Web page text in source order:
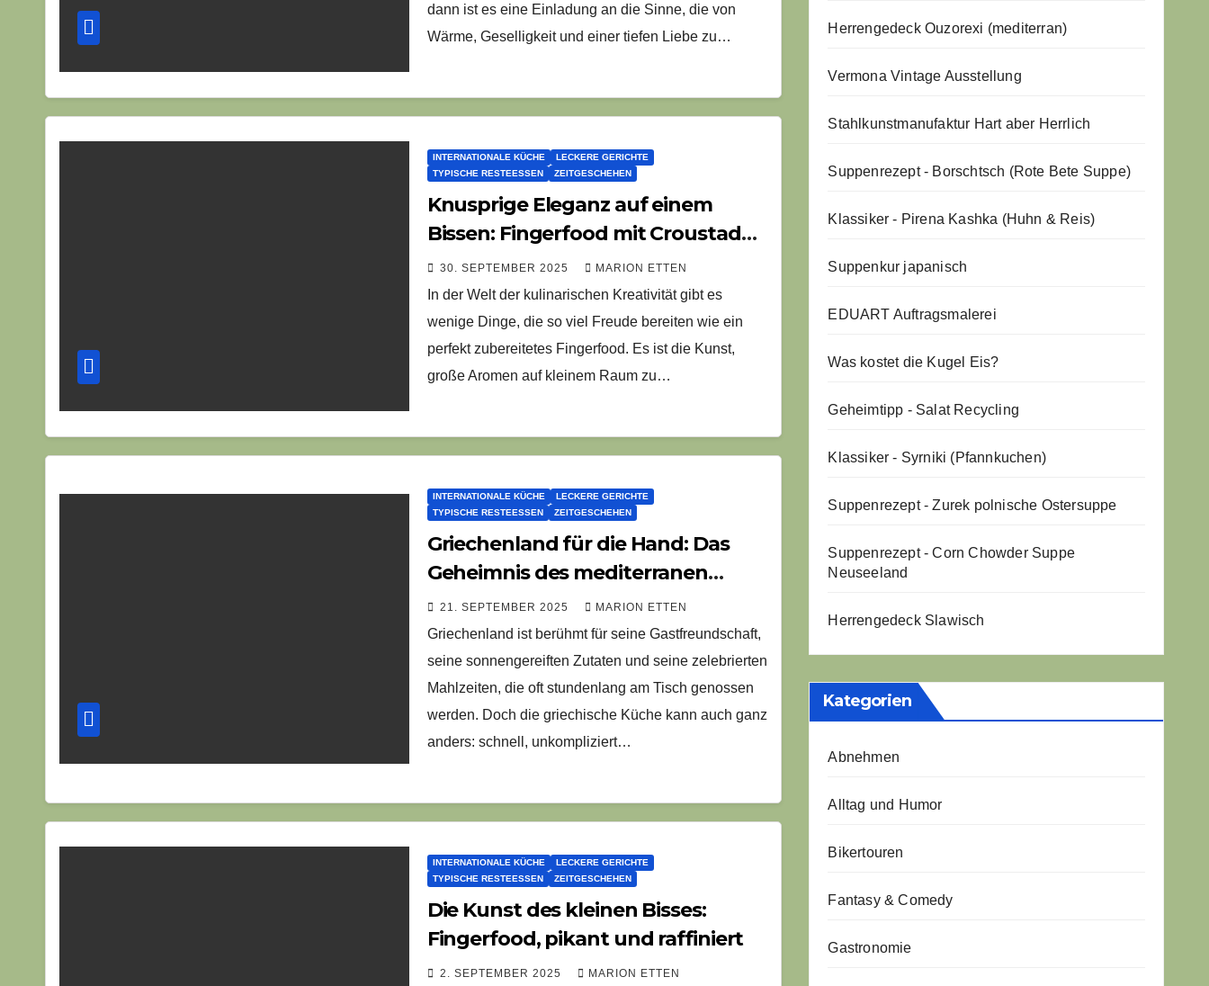
dann ist es eine Einladung an die Sinne, die von
Wärme, Geselligkeit und einer tiefen Liebe zu…
INTERNATIONALE KÜCHE
LECKERE GERICHTE
TYPISCHE RESTEESSEN
ZEITGESCHEHEN
Knusprige Eleganz auf einem
Bissen: Fingerfood mit Croustades,
Cremes und Früchten
30. SEPTEMBER 2025 MARION ETTEN
In der Welt der kulinarischen Kreativität gibt es
wenige Dinge, die so viel Freude bereiten wie ein
perfekt zubereitetes Fingerfood. Es ist die Kunst,
große Aromen auf kleinem Raum zu…
INTERNATIONALE KÜCHE
LECKERE GERICHTE
TYPISCHE RESTEESSEN
ZEITGESCHEHEN
Griechenland für die Hand: Das
Geheimnis des mediterranen
Fingerfoods
21. SEPTEMBER 2025 MARION ETTEN
Griechenland ist berühmt für seine Gastfreundschaft,
seine sonnengereiften Zutaten und seine zelebrierten
Mahlzeiten, die oft stundenlang am Tisch genossen
werden. Doch die griechische Küche kann auch ganz
anders: schnell, unkompliziert…
INTERNATIONALE KÜCHE
LECKERE GERICHTE
TYPISCHE RESTEESSEN
ZEITGESCHEHEN
Die Kunst des kleinen Bisses:
Fingerfood, pikant und raffiniert
2. SEPTEMBER 2025 MARION ETTEN
Herrengedeck Ouzorexi (mediterran)
Vermona Vintage Ausstellung
Stahlkunstmanufaktur Hart aber Herrlich
Suppenrezept - Borschtsch (Rote Bete Suppe)
Klassiker - Pirena Kashka (Huhn & Reis)
Suppenkur japanisch
EDUART Auftragsmalerei
Was kostet die Kugel Eis?
Geheimtipp - Salat Recycling
Klassiker - Syrniki (Pfannkuchen)
Suppenrezept - Zurek polnische Ostersuppe
Suppenrezept - Corn Chowder Suppe
Neuseeland
Herrengedeck Slawisch
Kategorien
Abnehmen
Alltag und Humor
Bikertouren
Fantasy & Comedy
Gastronomie